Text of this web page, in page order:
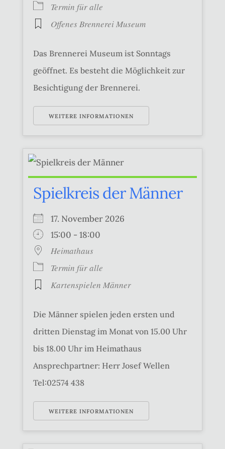
Termin für alle
Offenes Brennerei Museum
Das Brennerei Museum ist Sonntags
geöffnet. Es besteht die Möglichkeit zur
Besichtigung der Brennerei.
WEITERE INFORMATIONEN
Spielkreis der Männer
17. November 2026
15:00 - 18:00
Heimathaus
Termin für alle
Kartenspielen Männer
Die Männer spielen jeden ersten und
dritten Dienstag im Monat von 15.00 Uhr
bis 18.00 Uhr im Heimathaus
Ansprechpartner: Herr Josef Wellen
Tel:02574 438
WEITERE INFORMATIONEN